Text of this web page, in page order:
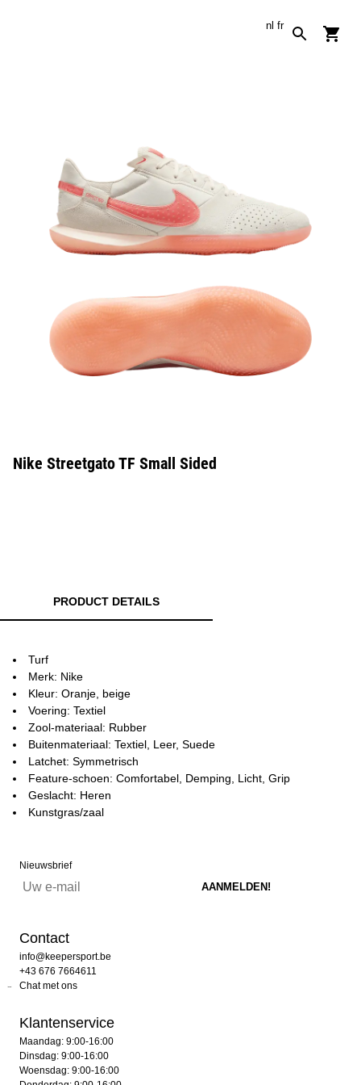
nl fr
Nike Streetgato TF Small Sided
PRODUCT DETAILS
Turf
Merk: Nike
Kleur: Oranje, beige
Voering: Textiel
Zool-materiaal: Rubber
Buitenmateriaal: Textiel, Leer, Suede
Latchet: Symmetrisch
Feature-schoen: Comfortabel, Demping, Licht, Grip
Geslacht: Heren
Kunstgras/zaal
Nieuwsbrief
Contact
info@keepersport.be
+43 676 7664611
Chat met ons
Klantenservice
Maandag: 9:00-16:00
Dinsdag: 9:00-16:00
Woensdag: 9:00-16:00